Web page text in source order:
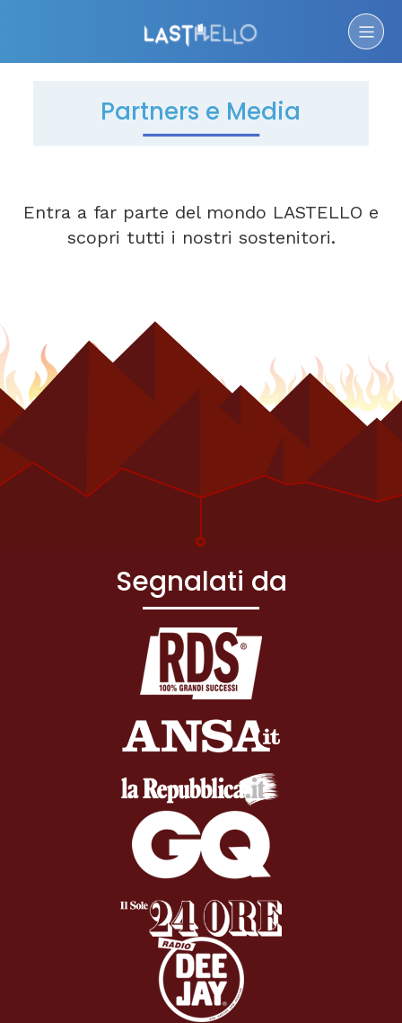
Partners e Media
Entra a far parte del mondo LASTELLO e
scopri tutti i nostri sostenitori.
Segnalati da